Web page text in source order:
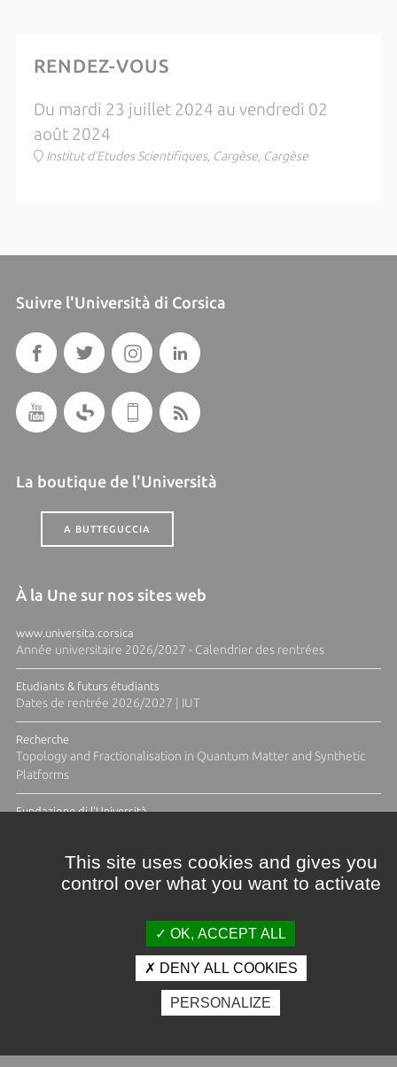
RENDEZ-VOUS
Du mardi 23 juillet 2024 au vendredi 02
août 2024
Institut d'Etudes Scientifiques, Cargèse, Cargèse
Suivre l'Università di Corsica
La boutique de l'Università
A BUTTEGUCCIA
À la Une sur nos sites web
www.universita.corsica
Année universitaire 2026/2027 - Calendrier des rentrées
Etudiants & futurs étudiants
Dates de rentrée 2026/2027 | IUT
Recherche
Topology and Fractionalisation in Quantum Matter and Synthetic
Platforms
Fundazione di l'Università
Crédits et mentions légales
Espace presse
Photothèque
This site uses cookies and gives you
control over what you want to activate
OK, ACCEPT ALL
DENY ALL COOKIES
PERSONALIZE